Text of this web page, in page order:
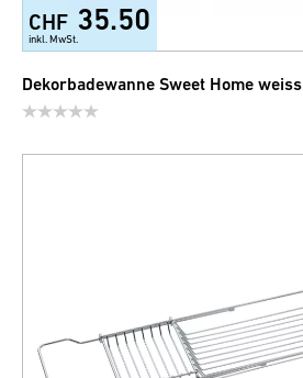
CHF 35.50
inkl. MwSt.
Dekorbadewanne Sweet Home weiss